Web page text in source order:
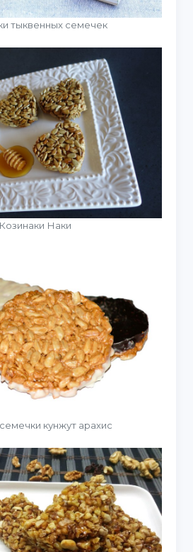
тыквенных семечек
Козинаки Наки
кунжут арахис